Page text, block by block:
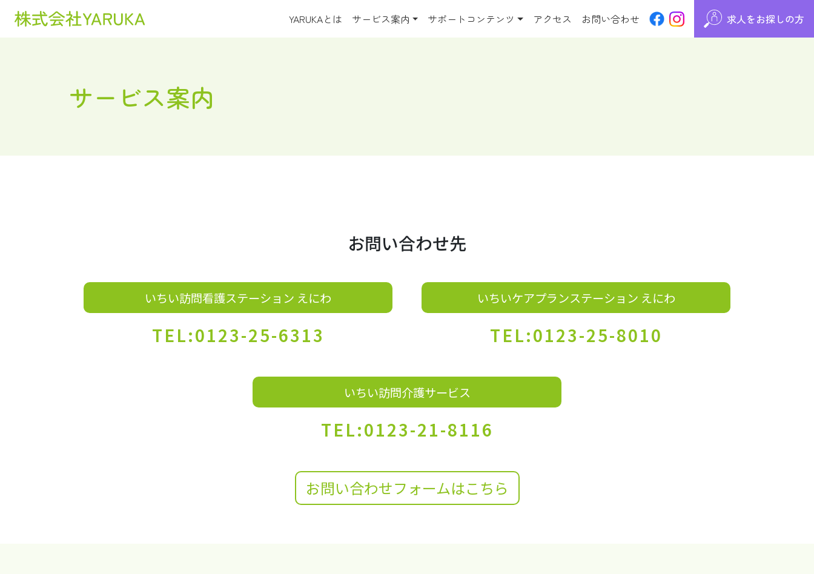
YARUKAとは サービス案内 サポートコンテンツ アクセス お問い合わせ 求人をお探しの方
サービス案内
お問い合わせ先
いちい訪問看護ステーション えにわ
TEL:0123-25-6313
いちいケアプランステーション えにわ
TEL:0123-25-8010
いちい訪問介護サービス
TEL:0123-21-8116
お問い合わせフォームはこちら